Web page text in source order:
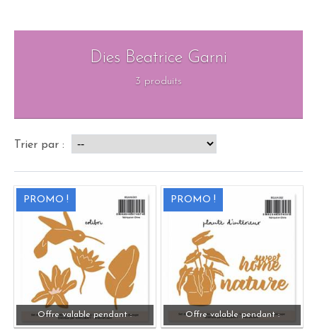
Dies Beatrice Garni
3 produits
Trier par :
PROMO !
Offre valable pendant :
PROMO !
Offre valable pendant :